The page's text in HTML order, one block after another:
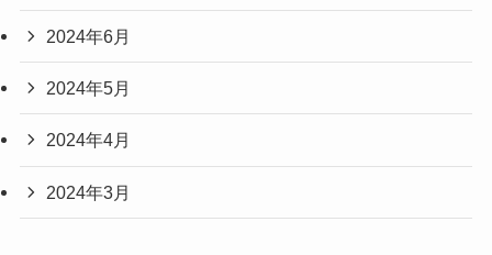
2024年6月
2024年5月
2024年4月
2024年3月